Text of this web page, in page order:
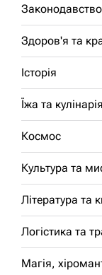
Законодавство
Здоров'я та
Історія
Їжа та кулінарія
Космос
Культура та
Література та
Логістика та
Магія,